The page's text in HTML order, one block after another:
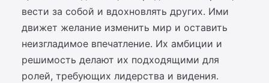
вести за собой и вдохновлять других. Ими
движет желание изменить мир и оставить
неизгладимое впечатление. Их амбиции и
решимость делают их подходящими для
ролей, требующих лидерства и видения.